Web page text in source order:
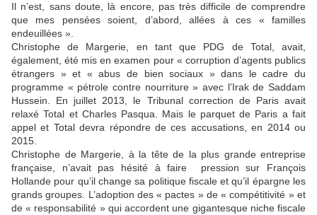
Il n’est, sans doute, là encore, pas très difficile de comprendre
que mes pensées soient, d’abord, allées à ces « familles
endeuillées ».
Christophe de Margerie, en tant que PDG de Total, avait,
également, été mis en examen pour « corruption d’agents publics
étrangers » et « abus de bien sociaux » dans le cadre du
programme « pétrole contre nourriture » avec l’Irak de Saddam
Hussein. En juillet 2013, le Tribunal correction de Paris avait
relaxé Total et Charles Pasqua. Mais le parquet de Paris a fait
appel et Total devra répondre de ces accusations, en 2014 ou
2015.
Christophe de Margerie, à la tête de la plus grande entreprise
française, n’avait pas hésité à faire pression sur François
Hollande pour qu’il change sa politique fiscale et qu’il épargne les
grands groupes. L’adoption des « pactes » de « compétitivité » et
de « responsabilité » qui accordent une gigantesque niche fiscale